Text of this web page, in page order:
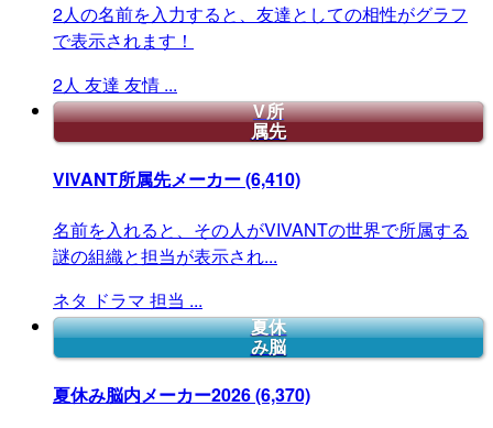
2人の名前を入力すると、友達としての相性がグラフ
で表示されます！
2人 友達 友情 ...
V所
属先
VIVANT所属先メーカー(6,410)
名前を入れると、その人がVIVANTの世界で所属する
謎の組織と担当が表示され...
ネタ ドラマ 担当 ...
夏休
み脳
夏休み脳内メーカー2026(6,370)